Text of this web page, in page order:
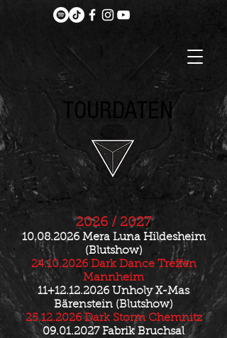
TOURDATEN
TOURDATEN
2026 / 2027
10.08.2026Mera Luna Hildesheim
(Blutshow)
24.10.2026Dark Dance Treffen
Mannheim
11+12.12.2026 Unholy X-Mas
Bärenstein (Blutshow)
25.12.2026Dark Storm Chemnitz
09.01.2027Fabrik Bruchsal